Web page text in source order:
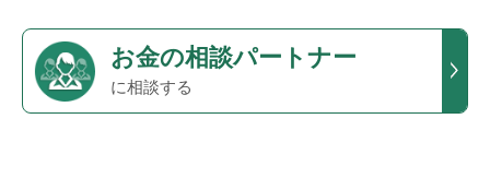
お金の相談パートナー
に相談する